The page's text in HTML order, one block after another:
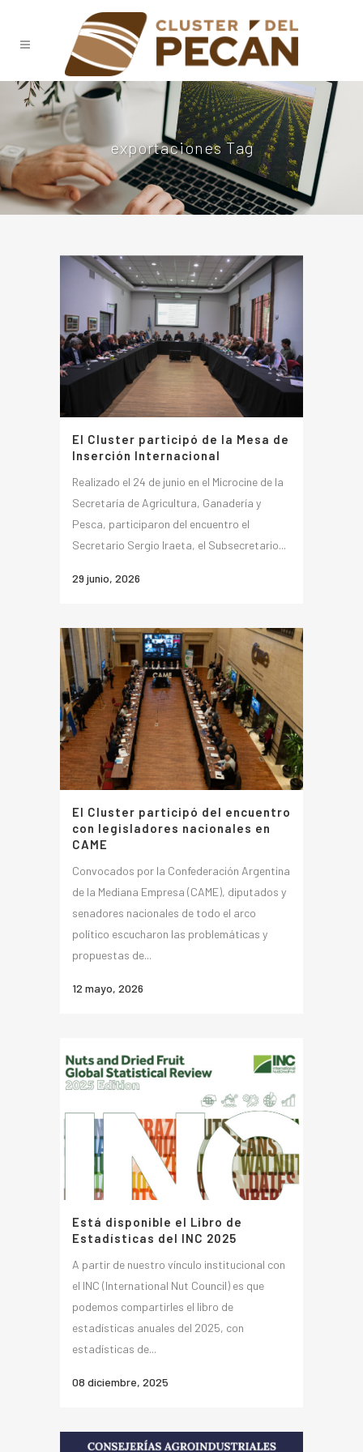
exportaciones Tag
El Cluster participó de la Mesa de
Inserción Internacional
Realizado el 24 de junio en el Microcine de la
Secretaría de Agricultura, Ganadería y
Pesca, participaron del encuentro el
Secretario Sergio Iraeta, el Subsecretario...
29 junio, 2026
El Cluster participó del encuentro
con legisladores nacionales en
CAME
Convocados por la Confederación Argentina
de la Mediana Empresa (CAME), diputados y
senadores nacionales de todo el arco
político escucharon las problemáticas y
propuestas de...
12 mayo, 2026
Está disponible el Libro de
Estadísticas del INC 2025
A partir de nuestro vínculo institucional con
el INC (International Nut Council) es que
podemos compartirles el libro de
estadísticas anuales del 2025, con
estadísticas de...
08 diciembre, 2025